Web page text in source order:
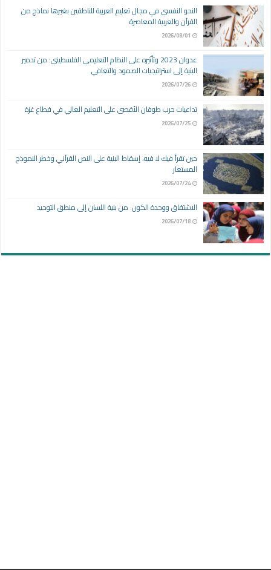
النحو النفسي في مجال تعليم العربية للناطقين بغيرها نماذج من
القرآن والعربية المعاصرة
2026/08/01
عدوان 2023 وتأثيره على النظام التعليمي الفلسطيني: من تدمير
البنية إلى استراتيجيات الصمود والتعافي
2026/07/26
تداعيات حرب طوفان الأقصى على التعليم العالي في قطاع غزة
2026/07/25
حين تقرأ فيك لا فيه، إسقاط البنية على النص القرآني وخطر النموذج
المستعار
2026/07/24
الاشتقاق ووحدة الكون: من بنية اللسان إلى منطق التوحيد
2026/07/18